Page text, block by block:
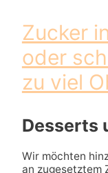
Zucker
oder
zu viel
Desserts
Wir möchten
an zugesetztem